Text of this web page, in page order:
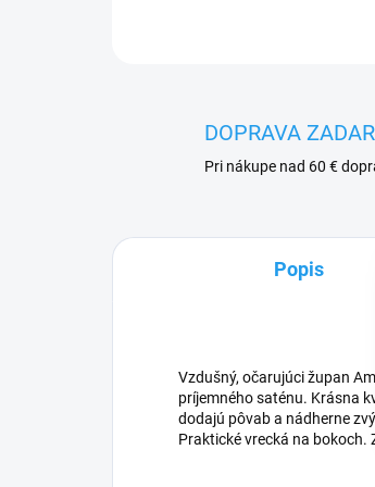
DOPRAVA
Pri nákupe nad 60 €
Popis
Vzdušný, očarujúci župan
príjemného saténu. Krásna
dodajú pôvab a nádherne
Praktické vrecká na bokoch.